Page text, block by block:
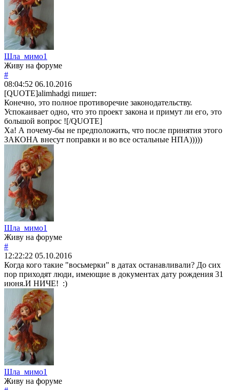
Шла_мимо1
Живу на форуме
#
08:04:52 06.10.2016
[QUOTE]alimhadgi пишет:
Конечно, это полное противоречие законодательству.
Успокаивает одно, что это проект закона и примут ли его, это
большой вопрос ![/QUOTE]
Ха! А почему-бы не предположить, что после принятия этого
ЗАКОНА внесут поправки и во все остальные НПА)))))
Шла_мимо1
Живу на форуме
#
12:22:22 05.10.2016
Когда кого такие "восьмерки" в датах останавливали? До сих
пор приходят люди, имеющие в документах дату рождения 31
июня.И НИЧЕ! :)
Шла_мимо1
Живу на форуме